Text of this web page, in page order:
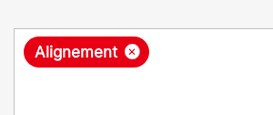
R
×
Alignement